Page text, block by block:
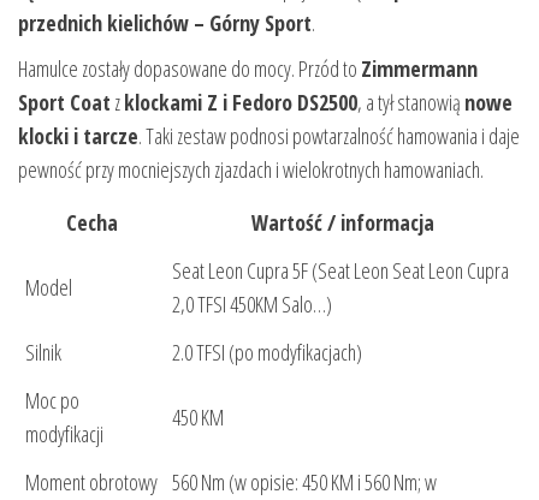
przednich kielichów – Górny Sport.
Hamulce zostały dopasowane do mocy. Przód to Zimmermann
Sport Coat zklockami Z i Fedoro DS2500, a tył stanowią nowe
klocki i tarcze. Taki zestaw podnosi powtarzalność hamowania i daje
pewność przy mocniejszych zjazdach i wielokrotnych hamowaniach.
Cecha
Wartość / informacja
Model
Seat Leon Cupra 5F (Seat Leon Seat Leon Cupra
2,0 TFSI 450KM Salo…)
Silnik
2.0 TFSI (po modyfikacjach)
Moc po
modyfikacji
450 KM
Moment obrotowy 560 Nm (w opisie: 450 KM i 560 Nm; w